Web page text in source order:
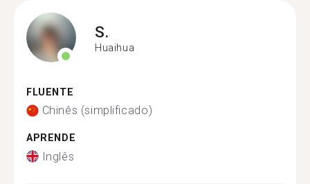
S.
Huaihua
FLUENTE
Chinês (simplificado)
APRENDE
Inglês